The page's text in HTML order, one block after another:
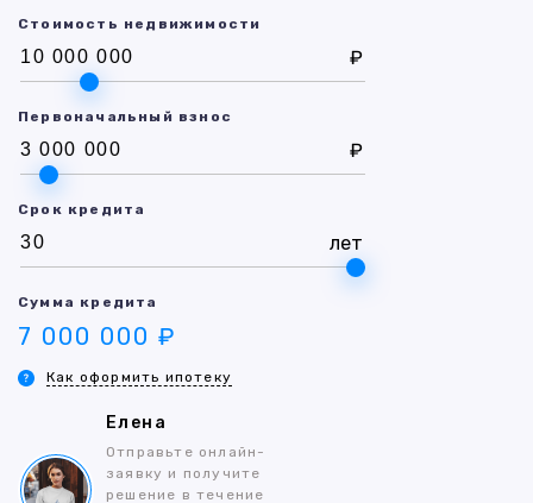
Стоимость недвижимости
₽
Первоначальный взнос
₽
Срок кредита
лет
Сумма кредита
7 000 000 ₽
Как оформить ипотеку
Елена
Отправьте онлайн-
заявку и получите
решение в течение